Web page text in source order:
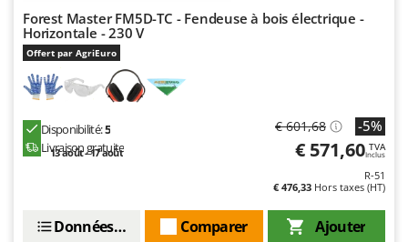
Forest Master FM5D-TC - Fendeuse à bois électrique -
Horizontale - 230 V
Offert par AgriEuro
Disponibilité:5
Livraison gratuite
13 août - 17 août
€ 601,68 -5%
€ 571,60 TVA
Inclus
R-51
€ 476,33 Hors taxes (HT)
Ajouter
Comparer
Données techniques